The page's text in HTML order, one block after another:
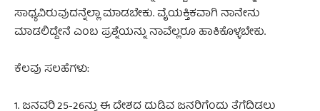
ಸಾಧ್ಯವಿರುವುದನ್ನೆಲ್ಲಾ ಮಾಡಬೇಕು. ವೈಯಕ್ತಿಕವಾಗಿ ನಾನೇನು
ಮಾಡಲಿದ್ದೇನೆ ಎಂಬ ಪ್ರಶ್ನೆಯನ್ನು ನಾವೆಲ್ಲರೂ ಹಾಕಿಕೊಳ್ಳಬೇಕು.
ಕೆಲವು ಸಲಹೆಗಳು:
1. ಜನವರಿ 25-26ನ್ನು ಈ ದೇಶದ ದುಡಿವ ಜನರಿಗೆಂದು ತೆಗೆದಿಡಲು